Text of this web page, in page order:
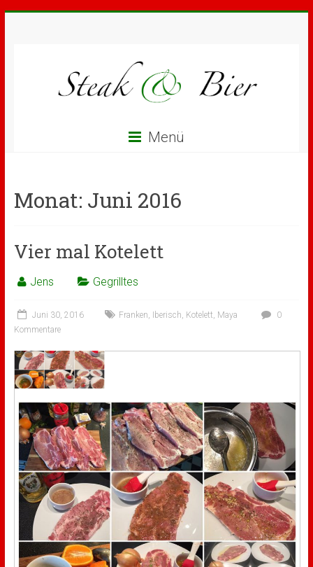
Menü
Monat: Juni 2016
Vier mal Kotelett
Jens Gegrilltes
Juni 30, 2016 Franken Iberisch Kotelett Maya
0
Kommentare